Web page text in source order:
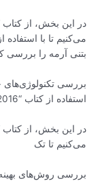
می‌کنیم تا با
بتنی آرمه را بررسی
بررسی
استفاده از کتاب “Basic Principles of Concrete 2016”
می‌کنیم تا تک
بررسی روش‌های